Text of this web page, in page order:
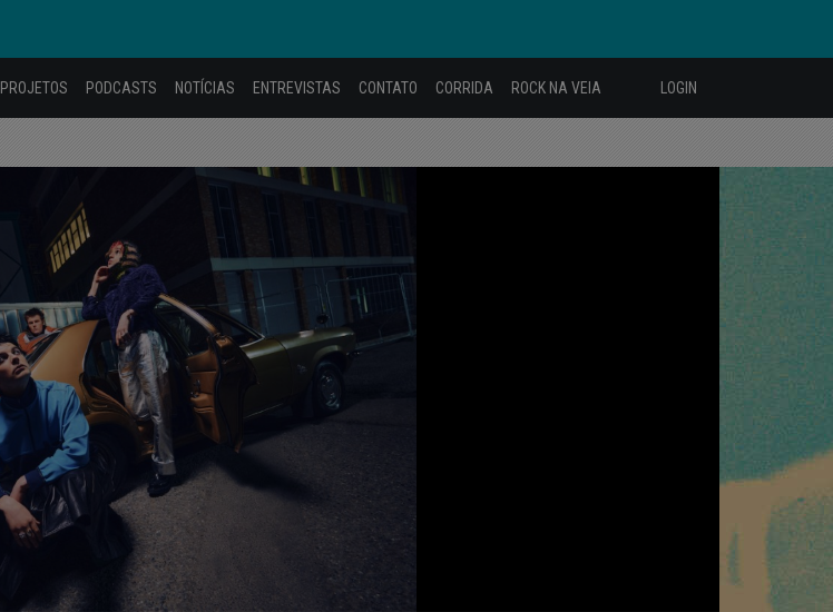
PROJETOS PODCASTS NOTÍCIAS ENTREVISTAS CONTATO CORRIDA ROCK NA VEIA LOGIN